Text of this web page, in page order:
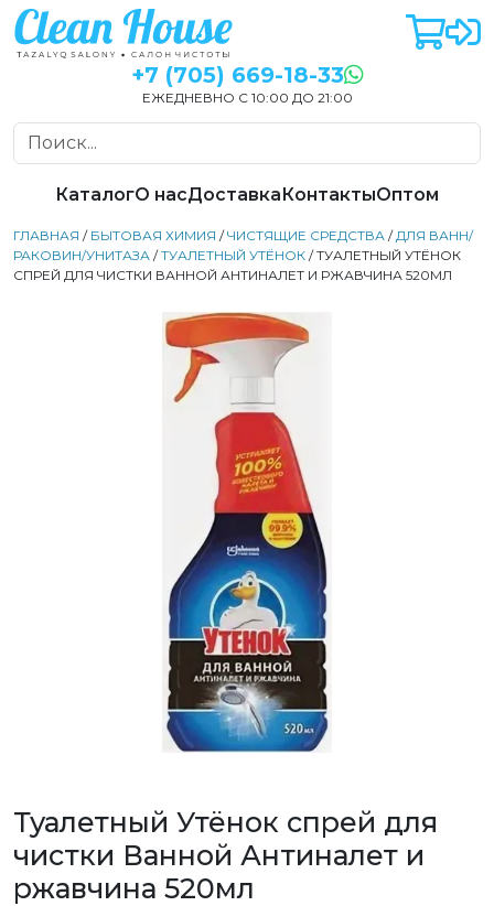
+7 (705) 669-18-33
ЕЖЕДНЕВНО С 10:00 ДО 21:00
КаталогО насДоставкаКонтактыОптом
ГЛАВНАЯ / БЫТОВАЯ ХИМИЯ /ЧИСТЯЩИЕ СРЕДСТВА /ДЛЯ ВАНН/
РАКОВИН/УНИТАЗА /ТУАЛЕТНЫЙ УТЁНОК / ТУАЛЕТНЫЙ УТЁНОК
СПРЕЙ ДЛЯ ЧИСТКИ ВАННОЙ АНТИНАЛЕТ И РЖАВЧИНА 520МЛ
Туалетный Утёнок спрей для
чистки Ванной Антиналет и
ржавчина 520мл